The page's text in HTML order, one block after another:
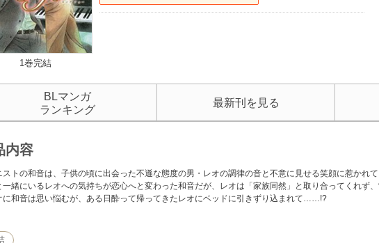
1巻完結
BLマンガ
ランキング
最新刊を見る
内容
ストの和音は、子供の頃に出会った不遜な態度の男・レオの調律の音と不意に見せる笑顔に惹かれ
一緒にいるレオへの気持ちが恋心へと変わった和音だが、レオは「家族同然」と取り合ってくれず
に和音は思い悩むが、ある日酔って帰ってきたレオにベッドに引きずり込まれて……!?